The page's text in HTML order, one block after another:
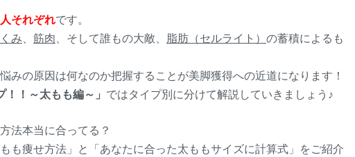
人それぞれです。
み 筋肉 、そして誰もの大敵、 脂肪（セルライト） の蓄積によるも
みの原因は何なのか把握することが美脚獲得への近道になります！
！！～太もも編～」 ではタイプ別に分けて解説していきましょう♪
法本当に合ってる？
も痩せ方法」 と 「あなたに合った太ももサイズに計算式」 をご紹介